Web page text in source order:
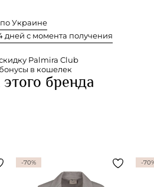
по Украине
дней с момента получения
Palmira Club
в кошелек
бренда
-70% -